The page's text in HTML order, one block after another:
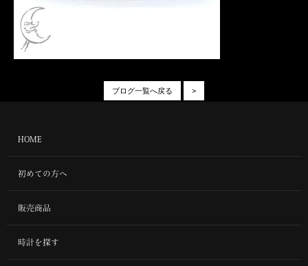
>
ブログ一覧へ戻る
HOME
初めての方へ
販売商品
時計を探す